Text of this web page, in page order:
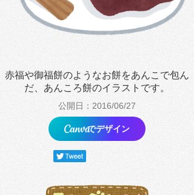
赤福や御福餅のようなお餅をあんこで包ん
だ、あんころ餅のイラストです。
公開日：2016/06/27
でデザイン